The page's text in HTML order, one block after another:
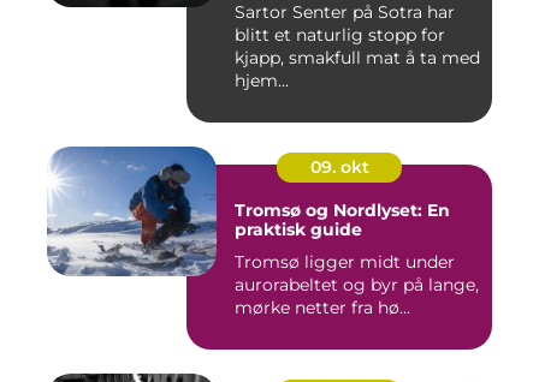
Sartor Senter på Sotra har
blitt et naturlig stopp for
kjapp, smakfull mat å ta med
hjem...
09. okt
Tromsø og Nordlyset: En
praktisk guide
Tromsø ligger midt under
aurorabeltet og byr på lange,
mørke netter fra hø...